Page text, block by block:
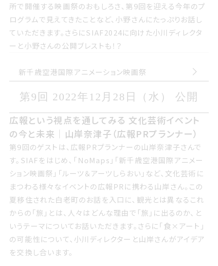
する映画祭のおもしろさ 第9回を迎える今年のプログラム
で見えてきたことなど 小野さんにたっぷりお話していただき
ます さらにサイアフ2024に向けた小川ディレクターと小野
さんの公開ブレストも
所で開催する映画祭のおもしろさ、第9回を迎える今年のプ
ログラムで見えてきたことなど、小野さんにたっぷりお話し
ていただきます。さらにSIAF2024に向けた小川ディレクタ
ーと小野さんの公開ブレストも！？
新千歳空港国際アニメーション映画祭
第9回 2022年1にがつ28日すいようび
公開
第9回 2022年12月28日（水） 公開
広報という視点を通してみる 文化芸術イベント
の今と未来山岸奈津子広報PRプランナー
広報という視点を通してみる 文化芸術イベント
の今と未来｜山岸奈津子（広報PRプランナー）
第9回のゲストは 広報PRプランナーの山岸奈津子さんです
サイアフをはじめ NoMaps新千歳空港国際アニメーション
映画祭ルーツアーツしらおいなど 文化芸術にまつわる様々
なイベントの広報PRに携わる山岸さん この夏移住された
白老町のお話を入口に 観光とは異なるこれからの旅とは
人々はどんな理由で旅に出るのか というテーマについてお
話いただきます さらに食アートの可能性について 小川ディ
レクターと山岸さんがアイデアを交換し合います
第9回のゲストは、広報PRプランナーの山岸奈津子さんで
す。SIAFをはじめ、「NoMaps」「新千歳空港国際アニメー
ション映画祭」「ルーツ＆アーツしらおい」など、文化芸術に
まつわる様々なイベントの広報PRに携わる山岸さん。この
夏移住された白老町のお話を入口に、観光とは異なるこれ
からの「旅」とは、人々はどんな理由で「旅」に出るのか、と
いうテーマについてお話いただきます。さらに「食×アート」
の可能性について、小川ディレクターと山岸さんがアイデア
を交換し合います。